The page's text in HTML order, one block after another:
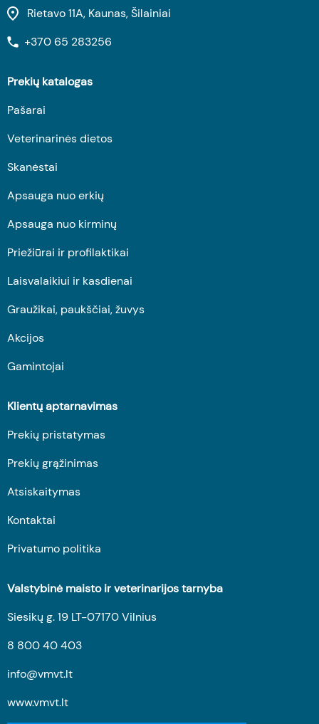
Rietavo 11A, Kaunas, Šilainiai
+370 65 283256
Prekių katalogas
Pašarai
Veterinarinės dietos
Skanėstai
Apsauga nuo erkių
Apsauga nuo kirminų
Priežiūrai ir profilaktikai
Laisvalaikiui ir kasdienai
Graužikai, paukščiai, žuvys
Akcijos
Gamintojai
Klientų aptarnavimas
Prekių pristatymas
Prekių grąžinimas
Atsiskaitymas
Kontaktai
Privatumo politika
Valstybinė maisto ir veterinarijos tarnyba
Siesikų g. 19 LT-07170 Vilnius
8 800 40 403
info@vmvt.lt
www.vmvt.lt